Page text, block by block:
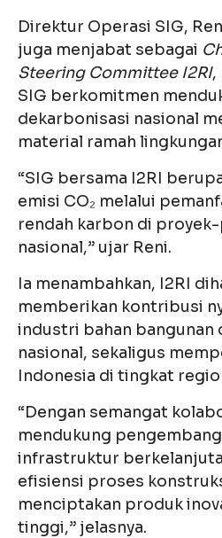
Direktur Operasi SIG,
juga menjabat sebagai
Steering Committee I2RI,
SIG berkomitmen
dekarbonisasi nasional
material ramah
“SIG bersama I2RI
emisi CO₂ melalui
rendah karbon di
nasional,” ujar Reni.
Ia menambahkan, I2RI
memberikan kontribusi
industri bahan bangunan
nasional, sekaligus
Indonesia di tingkat
“Dengan semangat
mendukung
infrastruktur
efisiensi proses
menciptakan produk
tinggi,” jelasnya.